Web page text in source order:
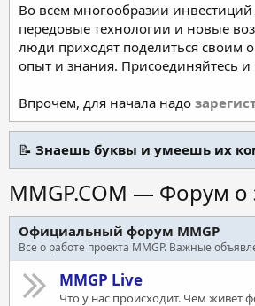
Во всем многообразии
передовые технологии и новые
люди приходят поделиться своим
опыт и знания. Присоединяйтесь и
Впрочем, для начала надо
📝 Знаешь буквы и умеешь их
MMGP.COM — Форум о
Официальный форум MMGP
Все о работе проекта MMGP. Важные
MMGP Live
Что у нас происходит. Чем живет